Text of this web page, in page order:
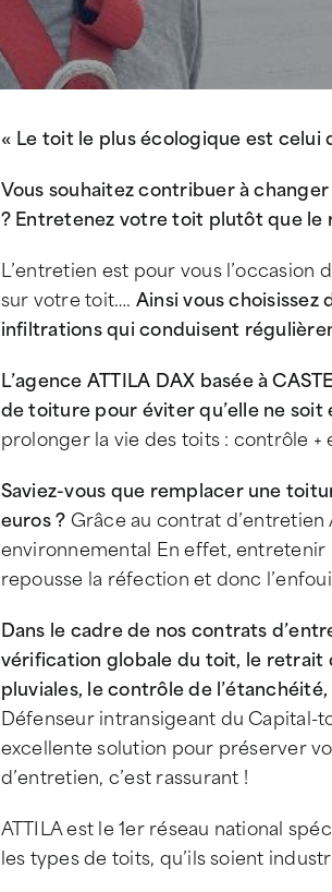
« Le toit le plus écologique est celui
Vous souhaitez contribuer à
? Entretenez votre toit plutôt que le
L’entretien est pour vous
sur votre toit…. Ainsi vous
infiltrations qui conduisent
L’agence ATTILA DAX basée à
de toiture pour éviter qu’elle ne soit
prolonger la vie des toits : contrôle +
Saviez-vous que remplacer une
euros ? Grâce au contrat
environnemental En effet,
repousse la réfection et donc
Dans le cadre de nos contrats
vérification globale du toit, le retrait
pluviales, le contrôle de
Défenseur intransigeant du Capital-
excellente solution pour préserver
d’entretien, c’est rassurant !
ATTILA est le 1er réseau national
les types de toits, qu’ils soient